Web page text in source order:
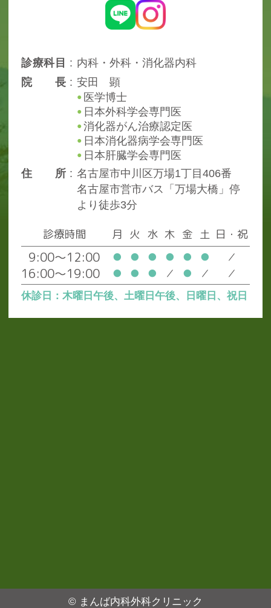
診療科 目
内科・外科・消化器内科
院
長
安田 顕
医学博士
日本外科学会専門医
消化器がん治療認定医
日本消化器病学会専門医
日本肝臓学会専門医
住
所
名古屋市中川区万場1丁目406番
名古屋市営市バス「万場大橋」停
より徒歩3分
休診日：木曜日午後、土曜日午後、日曜日、祝日
診療時間 月 火 水 木 金 土 日・祝
9:00～12:00 ● ● ● ● ● ● ／
16:00～19:00 ● ● ● ／ ● ／ ／
© まんば内科外科クリニック